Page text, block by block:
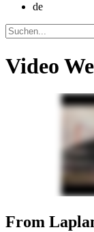
de
Video
From